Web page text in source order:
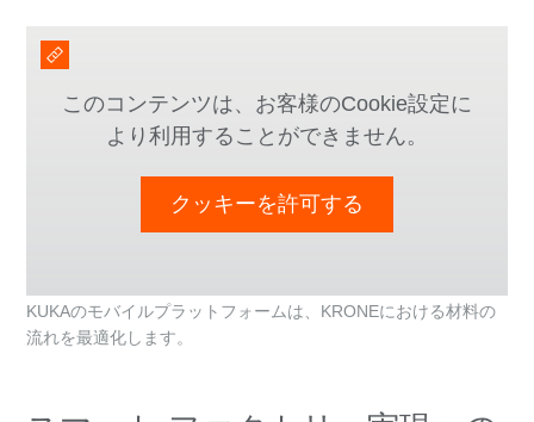
このコンテンツは、お客様のCookie設定に
より利用することができません。
クッキーを許可する
KUKAのモバイルプラットフォームは、KRONEにおける材料の
流れを最適化します。